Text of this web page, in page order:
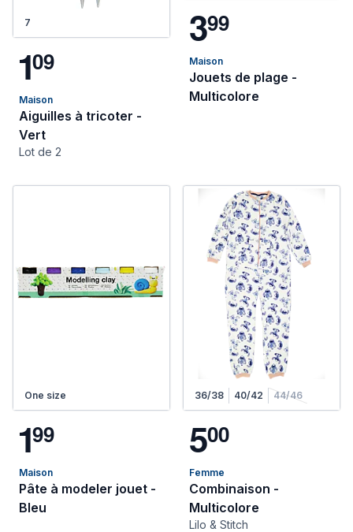
7
109
Maison
Aiguilles à tricoter -
Vert
Lot de 2
399
Maison
Jouets de plage -
Multicolore
One size
199
Maison
Pâte à modeler jouet -
Bleu
36/38 40/42 44/46
500
Femme
Combinaison -
Multicolore
Lilo & Stitch